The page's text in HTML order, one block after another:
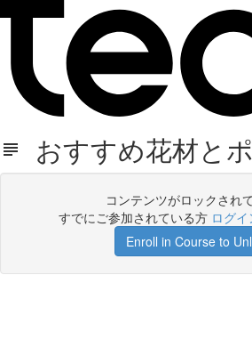
おすすめ花材と
コンテンツがロックされ
すでにご参加されている方 ログ
Enroll in Course to